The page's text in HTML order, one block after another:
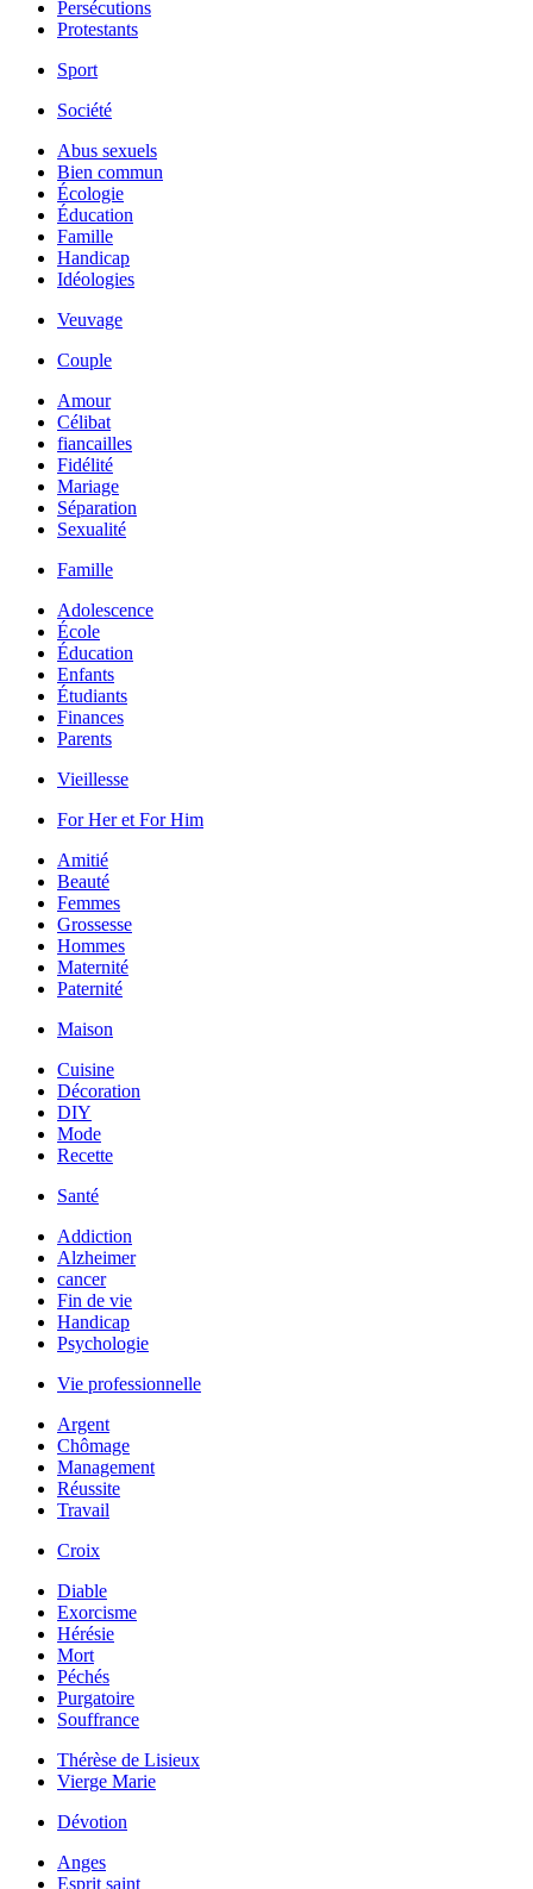
Persécutions
Protestants
Sport
Société
Abus sexuels
Bien commun
Écologie
Éducation
Famille
Handicap
Idéologies
Veuvage
Couple
Amour
Célibat
fiancailles
Fidélité
Mariage
Séparation
Sexualité
Famille
Adolescence
École
Éducation
Enfants
Étudiants
Finances
Parents
Vieillesse
For Her et For Him
Amitié
Beauté
Femmes
Grossesse
Hommes
Maternité
Paternité
Maison
Cuisine
Décoration
DIY
Mode
Recette
Santé
Addiction
Alzheimer
cancer
Fin de vie
Handicap
Psychologie
Vie professionnelle
Argent
Chômage
Management
Réussite
Travail
Croix
Diable
Exorcisme
Hérésie
Mort
Péchés
Purgatoire
Souffrance
Thérèse de Lisieux
Vierge Marie
Dévotion
Anges
Esprit saint